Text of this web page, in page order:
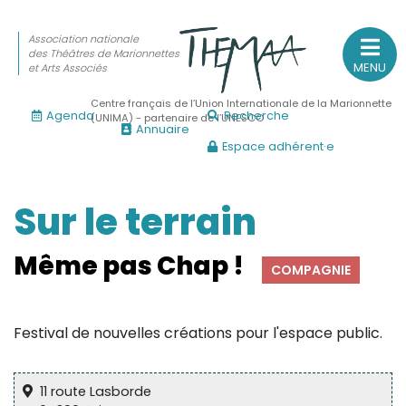
Sur le feu
(Actualités, annonces, vie professionnelle)
(Agenda, spectacles, événements des adhérents)
Sur le fond
(Fonctionnement, gouvernance, groupes de travail,
MENU
Association nationale
des Théâtres de Marionnettes
et Arts Associés
Centre français de l’Union Internationale de la Marionnette
(UNIMA) - partenaire de l’UNESCO
Agenda
Annuaire
Recherche
Espace adhérent·e
Sur le terrain
Même pas Chap ! COMPAGNIE
Festival de nouvelles créations pour l'espace public.
11 route Lasborde